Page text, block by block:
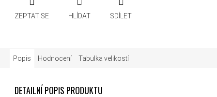
ZEPTAT SE HLÍDAT SDÍLET
Popis Hodnocení Tabulka velikostí
DETAILNÍ POPIS PRODUKTU